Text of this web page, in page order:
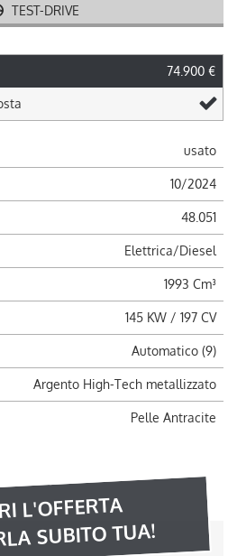
TEST-DRIVE
74.900 €
usato
10/2024
48.051
Elettrica/Diesel
1993 Cm³
145 KW / 197 CV
Automatico (9)
Argento High-Tech metallizzato
Pelle Antracite
L'OFFERTA
SUBITO TUA!